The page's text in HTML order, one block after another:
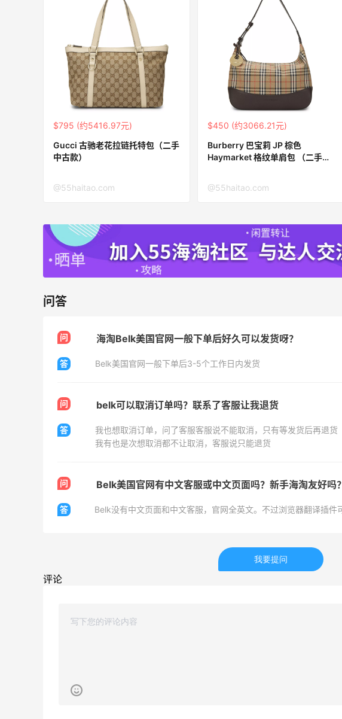
$795 (约5416.97元)
Gucci 古驰老花拉链托特包（二手
中古款）
@55haitao.com
$450 (约3066.21元)
Burberry 巴宝莉 JP 棕色
Haymarket 格纹单肩包 （二手中
@55haitao.com
问答
问 海淘Belk美国官网一般下单后好久可以发货呀？
答 Belk美国官网一般下单后3-5个工作日内发货
问 belk可以取消订单吗？联系了客服让我退货
答 我也想取消订单，问了客服客服说不能取消，只有等发货后再退货
我有也是次想取消都不让取消，客服说只能退货
问 Belk美国官网有中文客服或中文页面吗？新手海淘友好吗？
答
我要提问
评论
5129人获得返利
Matte Collection
最高3%返利
510人获得返利
Evelom卸妆膏--卸妆膏中的“爱马仕”
08月05日
吗？
08月05日
【黑五海淘攻略】Bobbi Brown黑五
08月05日 1